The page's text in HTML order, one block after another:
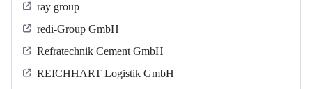
ray group
redi-Group GmbH
Refratechnik Cement GmbH
REICHHART Logistik GmbH